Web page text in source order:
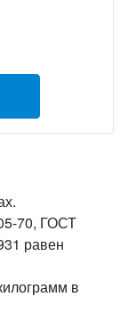
70, ГОСТ
равен
в